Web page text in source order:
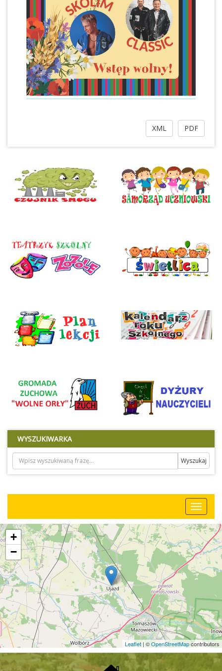
PDF
XML
WYSZUKIWARKA
+
−
Leaflet | ©OpenStreetMapcontributors